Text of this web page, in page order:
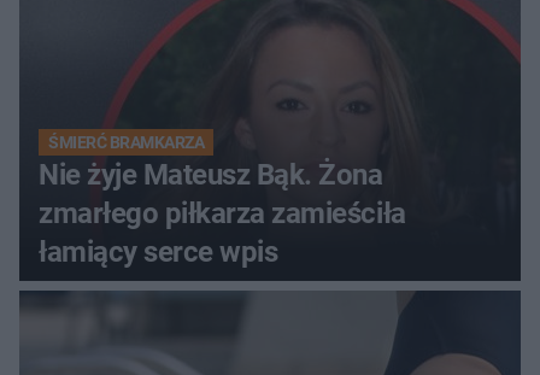
ŚMIERĆ BRAMKARZA
Nie żyje Mateusz Bąk. Żona
zmarłego piłkarza zamieściła
łamiący serce wpis